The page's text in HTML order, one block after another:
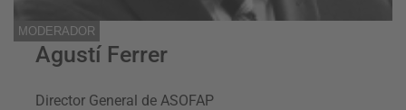
MODERADOR
Agustí Ferrer
Director General de ASOFAP